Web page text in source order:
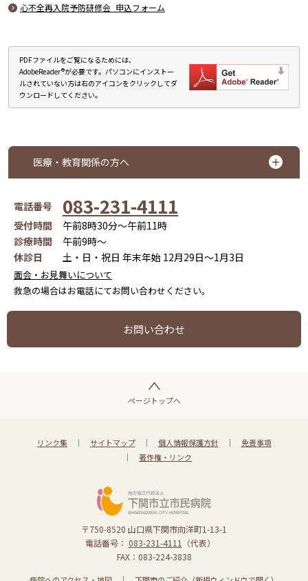
心不全再入院予防研修会_申込フォーム
PDFファイルをご覧になるためには、
AdobeReader®が必要です。パソコンにインストー
ルされていない方は右のアイコンをクリックしてダ
ウンロードしてください。
医療・教育関係の方へ
電話番号 083-231-4111
受付時間
午前8時30分～午前11時
診療時間
午前9時～
休診日
土・日・祝日 年末年始 12月29日～1月3日
面会・お見舞いについて
救急の場合はお電話にてお問い合わせください。
お問い合わせ
ページトップへ
リンク集 サイトマップ 個人情報保護方針
免責事項
著作権・リンク
〒750-8520 山口県下関市向洋町1-13-1
電話番号： 083-231-4111
（代表）
FAX：083-224-3838